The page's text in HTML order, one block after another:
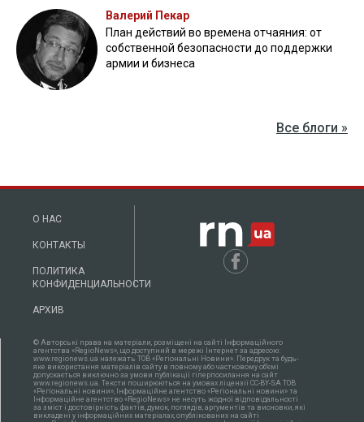
Валерий Пекар
План действий во времена отчаяния: от
собственной безопасности до поддержки
армии и бизнеса
Все блоги »
О НАС
КОНТАКТЫ
ПОЛИТИКА
КОНФИДЕНЦИАЛЬНОСТИ
АРХИВ
© Авторські права на матеріали, розміщені на сайті Інформаційного
агентства «RegioNews», що доступний в мережі Інтернет за адресою:
www.regionews.ua належать ТОВ «Регіональні Новини». Передрук та будь-
яке використання матеріалів сайту в повному або частковому об'ємі
допускається виключно за умови публікації гіперпосилання на сайт
www.regionews.ua. Тексти поширюються нa умовах ліцензії CC-BY-SA ТОВ
«Регіональні новини», Інформаційне агентство «Регіональні новини» та
Інформаційне агентство «RegioNews» не несуть жодної відповідальності
за зміст і достовірність фактів, думок, поглядів, аргументів та висновки, які
викладені у інформаційних матеріалах, опублікованих на сайті